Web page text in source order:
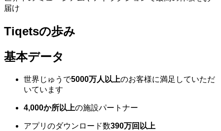
届け
Tiqetsの歩み
基本データ
世界じゅうで5000万人以上のお客様に満足していただ
いています
4,000か所以上の施設パートナー
アプリのダウンロード数390万回以上